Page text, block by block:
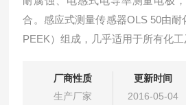
合。感应式测量传感器OLS 50由耐
PEEK）组成，几乎适用于所有化工
厂商性质
生产厂家
更新时间
2016-05-04